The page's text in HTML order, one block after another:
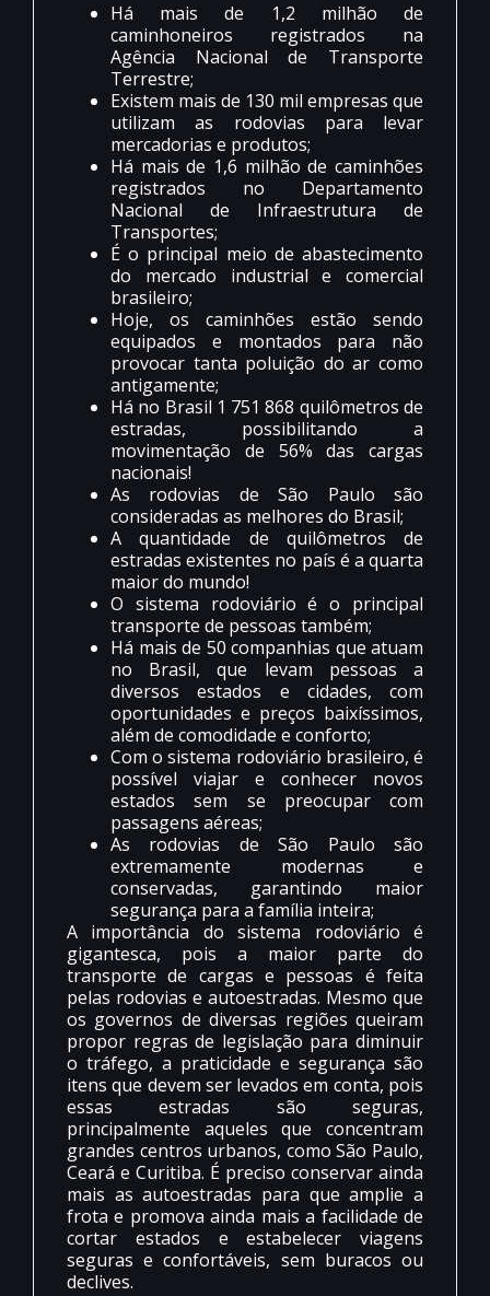
Há mais de 1,2 milhão de
caminhoneiros registrados na
Agência Nacional de Transporte
Terrestre;
Existem mais de 130 mil empresas que
utilizam as rodovias para levar
mercadorias e produtos;
Há mais de 1,6 milhão de caminhões
registrados no Departamento
Nacional de Infraestrutura de
Transportes;
É o principal meio de abastecimento
do mercado industrial e comercial
brasileiro;
Hoje, os caminhões estão sendo
equipados e montados para não
provocar tanta poluição do ar como
antigamente;
Há no Brasil 1 751 868 quilômetros de
estradas, possibilitando a
movimentação de 56% das cargas
nacionais!
As rodovias de São Paulo são
consideradas as melhores do Brasil;
A quantidade de quilômetros de
estradas existentes no país é a quarta
maior do mundo!
O sistema rodoviário é o principal
transporte de pessoas também;
Há mais de 50 companhias que atuam
no Brasil, que levam pessoas a
diversos estados e cidades, com
oportunidades e preços baixíssimos,
além de comodidade e conforto;
Com o sistema rodoviário brasileiro, é
possível viajar e conhecer novos
estados sem se preocupar com
passagens aéreas;
As rodovias de São Paulo são
extremamente modernas e
conservadas, garantindo maior
segurança para a família inteira;
A importância do sistema rodoviário é
gigantesca, pois a maior parte do
transporte de cargas e pessoas é feita
pelas rodovias e autoestradas. Mesmo que
os governos de diversas regiões queiram
propor regras de legislação para diminuir
o tráfego, a praticidade e segurança são
itens que devem ser levados em conta, pois
essas estradas são seguras,
principalmente aqueles que concentram
grandes centros urbanos, como São Paulo,
Ceará e Curitiba. É preciso conservar ainda
mais as autoestradas para que amplie a
frota e promova ainda mais a facilidade de
cortar estados e estabelecer viagens
seguras e confortáveis, sem buracos ou
declives.